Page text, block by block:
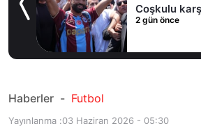
Coşkulu
2 gün önce
Haberler - Futbol
Yayınlanma :03 Haziran 2026 - 05:30